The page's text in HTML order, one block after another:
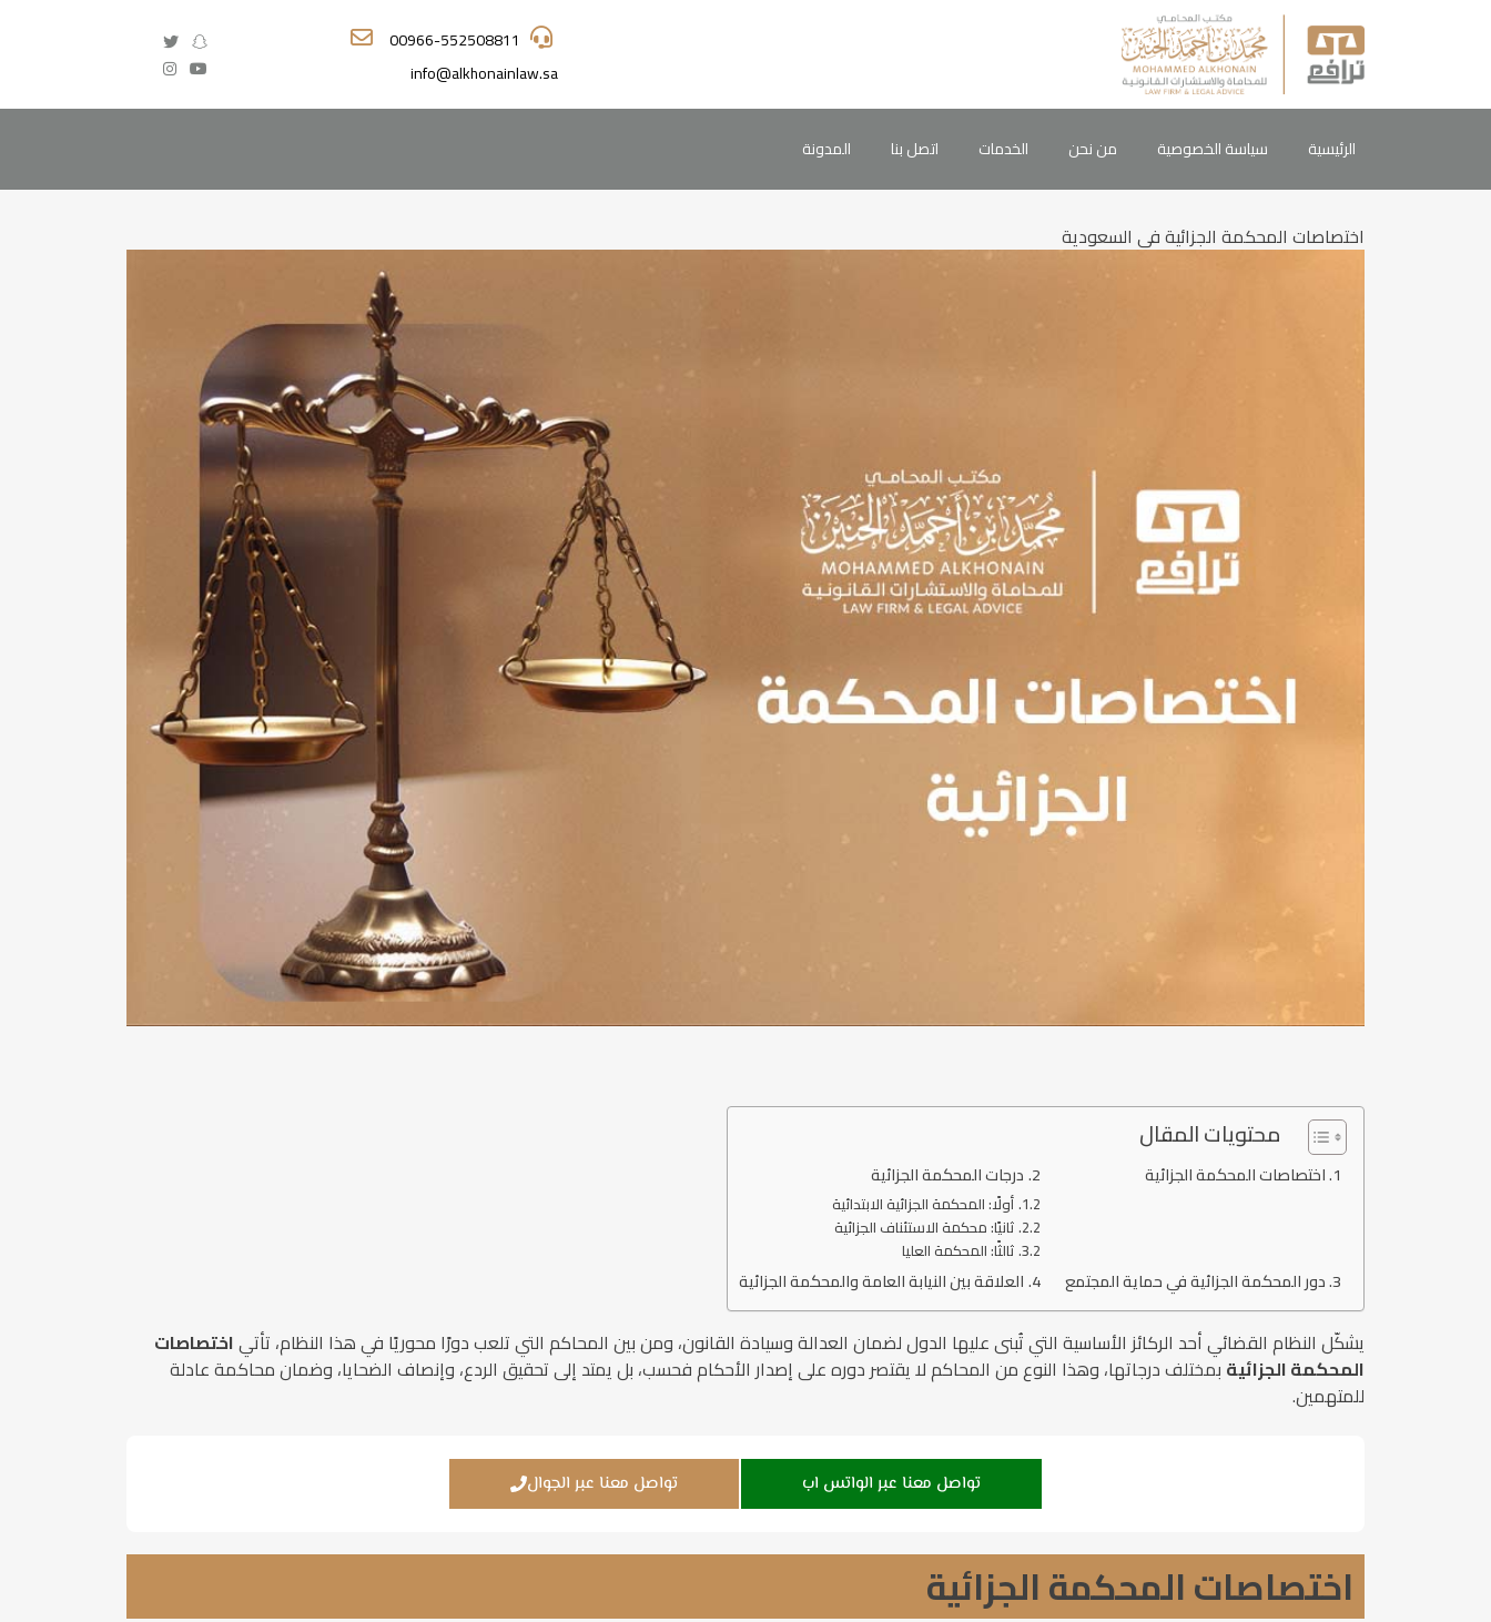
00966-552508811
info@alkhonainlaw.sa
الرئيسية سياسة الخصوصية من نحن الخدمات اتصل بنا المدونة
اختصاصات المحكمة الجزائية في السعودية
محتويات المقال
اختصاصات المحكمة الجزائية درجات المحكمة الجزائية
أولًا: المحكمة الجزائية الابتدائية
ثانيًا: محكمة الاستئناف الجزائية
ثالثًا: المحكمة العليا
دور المحكمة الجزائية في حماية المجتمع العلاقة بين النيابة العامة والمحكمة الجزائية
يشكّل النظام القضائي أحد الركائز الأساسية التي تُبنى عليها الدول لضمان العدالة وسيادة القانون، ومن بين المحاكم التي تلعب دورًا محوريًا في هذا النظام، تأتياختصاصات
المحكمة الجزائية بمختلف درجاتها، وهذا النوع من المحاكم لا يقتصر دوره على إصدار الأحكام فحسب، بل يمتد إلى تحقيق الردع، وإنصاف الضحايا، وضمان محاكمة عادلة
للمتهمين.
تواصل معنا عبر الواتس اب تواصل معنا عبر الجوال
اختصاصات المحكمة الجزائية